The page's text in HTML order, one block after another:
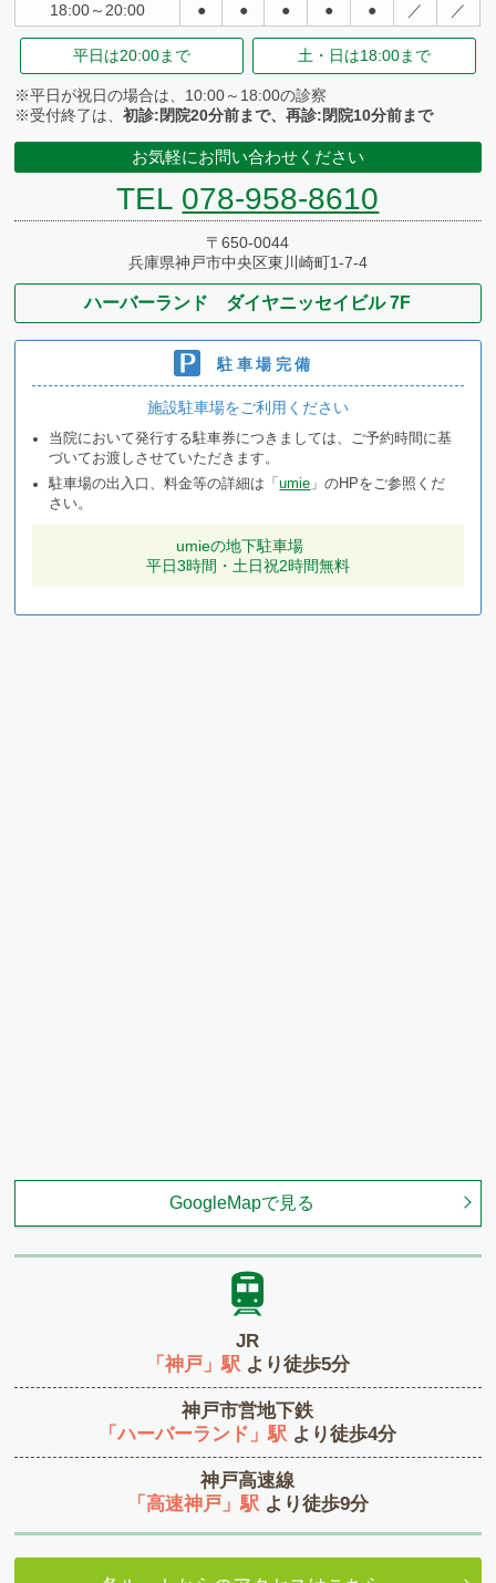
18:00～20:00
● ● ● ● ● ／ ／
平日は20:00まで 土・日は18:00まで
※平日が祝日の場合は、10:00～18:00の診察
※受付終了は、初診:閉院20分前まで、再診:閉院10分前まで
お気軽にお問い合わせください
TEL 078-958-8610
〒650-0044
兵庫県神戸市中央区東川崎町1-7-4
ハーバーランド ダイヤニッセイビル 7F
駐車場完備
施設駐車場をご利用ください
当院において発行する駐車券につきましては、ご予約時間に基
づいてお渡しさせていただきます。
駐車場の出入口、料金等の詳細は「umie 」のHPをご参照くだ
さい。
umieの地下駐車場
平日3時間・土日祝2時間無料
GoogleMapで見る
JR
「神戸」駅より徒歩5分
神戸市営地下鉄
「ハーバーランド」駅 より徒歩4分
神戸高速線
「高速神戸」駅より徒歩9分